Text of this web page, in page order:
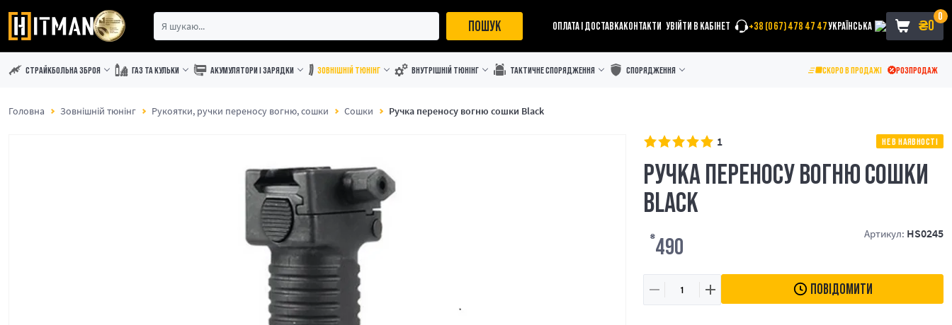
ПОШУК ОПЛАТА І ДОСТАВКАКОНТАКТИ УВІЙТИ В КАБІНЕТ +38 (067) 478 47 47УКРАЇНСЬКА
0
₴0
СТРАЙКБОЛЬНА ЗБРОЯ ГАЗ ТА КУЛЬКИ АКУМУЛЯТОРИ І ЗАРЯДКИ ЗОВНІШНІЙ ТЮНІНГ ВНУТРІШНІЙ ТЮНІНГ ТАКТИЧНЕ СПОРЯДЖЕННЯ СПОРЯДЖЕННЯ СКОРО В ПРОДАЖІ РОЗПРОДАЖ
Головна Зовнішній тюнінг Рукоятки, ручки переносу вогню, сошки Сошки Ручка переносу вогню сошки Black
1 НЕ В НАЯВНОСТІ
РУЧКА ПЕРЕНОСУ ВОГНЮ СОШКИ
BLACK
₴490 Артикул: HS0245
ПОВІДОМИТИ